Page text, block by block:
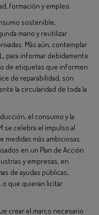
formación y empleo.
sostenible,
mano y reutilizar
Más aún, contemplar
para informar debidamente
de etiquetas que informen
de reparabilidad, son
la circularidad de toda la
el consumo y la
se celebra el impulso al
medidas más ambiciosas
en un Plan de Acción
y empresas, en
de ayudas públicas,
o que quieran licitar
crear el marco necesario